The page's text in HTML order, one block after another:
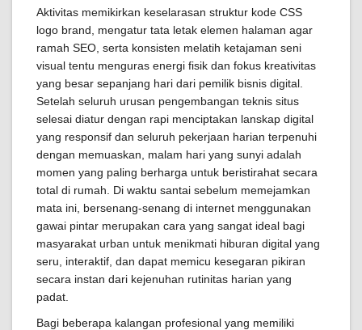
Aktivitas memikirkan keselarasan struktur kode CSS
logo brand, mengatur tata letak elemen halaman agar
ramah SEO, serta konsisten melatih ketajaman seni
visual tentu menguras energi fisik dan fokus kreativitas
yang besar sepanjang hari dari pemilik bisnis digital.
Setelah seluruh urusan pengembangan teknis situs
selesai diatur dengan rapi menciptakan lanskap digital
yang responsif dan seluruh pekerjaan harian terpenuhi
dengan memuaskan, malam hari yang sunyi adalah
momen yang paling berharga untuk beristirahat secara
total di rumah. Di waktu santai sebelum memejamkan
mata ini, bersenang-senang di internet menggunakan
gawai pintar merupakan cara yang sangat ideal bagi
masyarakat urban untuk menikmati hiburan digital yang
seru, interaktif, dan dapat memicu kesegaran pikiran
secara instan dari kejenuhan rutinitas harian yang
padat.
Bagi beberapa kalangan profesional yang memiliki